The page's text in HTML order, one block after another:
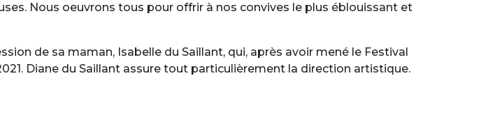
Nous oeuvrons tous pour offrir à nos convives le plus éblouissant et
de sa maman, Isabelle du Saillant, qui, après avoir mené le Festival
Diane du Saillant assure tout particulièrement la direction artistique.